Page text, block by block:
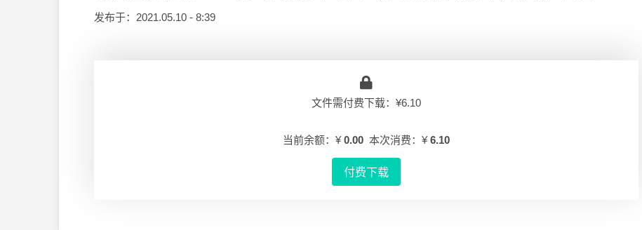
发布于： 2021.05.10 - 8:39
文件需付费下载：¥6.10
当前余额：¥ 0.00 本次消费：¥ 6.10
付费下载